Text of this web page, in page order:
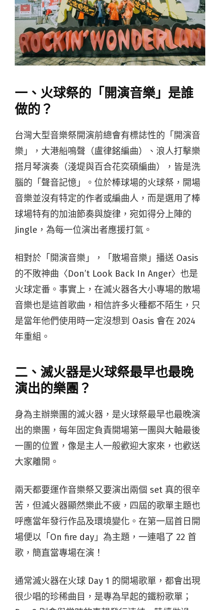
一、火球祭的「開演音樂」是誰
做的？
台灣大型音樂祭開演前總會有標誌性的「開演音
樂」，大港船鳴聲（盧律銘編曲）、浪人打擊樂
搭月琴演奏（淺堤與百合花奕碩編曲），皆是洗
腦的「聲音記憶」。位於棒球場的火球祭，開場
音樂並沒有特定的作者或編曲人，而是選用了棒
球場特有的加油節奏與旋律，宛如得分上陣的
Jingle，為每一位演出者應援打氣。
相對於「開演音樂」，「散場音樂」播送 Oasis
的不敗神曲〈Don’t Look Back In Anger〉也是
火球定番。事實上，在滅火器各大小專場的散場
音樂也是這首歌曲，相信許多火種都不陌生，只
是當年他們使用時一定沒想到 Oasis 會在 2024
年重組。
二、滅火器是火球祭最早也最晚
演出的樂團？
身為主辦樂團的滅火器，是火球祭最早也最晚演
出的樂團，每年固定負責開場第一團與大軸最後
一團的位置，像是主人一般歡迎大家來，也歡送
大家離開。
兩天都要運作音樂祭又要演出兩個 set 真的很辛
苦，但滅火器顯然樂此不疲，四屆的歌單主題也
呼應當年發行作品及環境變化。在第一屆首日開
場便以「On fire day」為主題，一連唱了 22 首
歌，簡直當專場在演！
通常滅火器在火球 Day 1 的開場歌單，都會出現
很少唱的珍稀曲目，是專為早起的鐵粉歌單；